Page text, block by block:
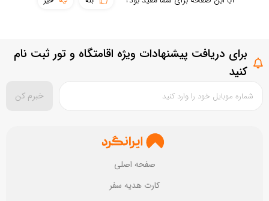
پوشش اینترنت
سطح امکانات
تمیزی مقصد
بستن ثبت سوال
برای دریافت پیشنهادات ویژه اقامتگاه و تور ثبت نام
کنید
خبرم کن
کارت هدیه سفر
صفحه اصلی